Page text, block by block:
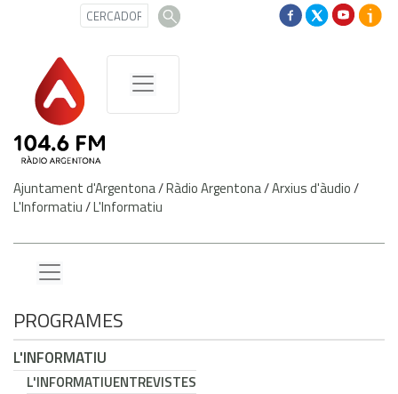
Ajuntament d'Argentona/Ràdio Argentona/Arxius d'àudio/
L'Informatiu/L'Informatiu
PROGRAMES
L'INFORMATIU
L'INFORMATIUENTREVISTES